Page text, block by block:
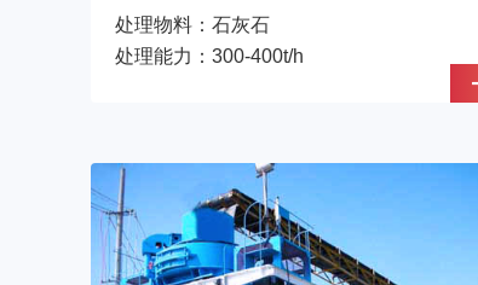
处理物料： 石灰石
处理能力： 300-400t/h